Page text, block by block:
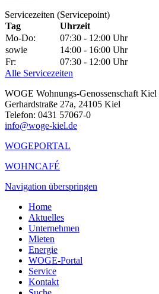
Servicezeiten (Servicepoint)
Tag
Uhrzeit
Mo-Do:
07:30 - 12:00 Uhr
sowie
14:00 - 16:00 Uhr
Fr:
07:30 - 12:00 Uhr
Alle Servicezeiten
WOGE Wohnungs-Genossenschaft Kiel
Gerhardstraße 27a, 24105 Kiel
Telefon: 0431 57067-0
info@woge-kiel.de
WOGEPORTAL
WOHNCAFÉ
Navigation überspringen
Home
Aktuelles
Unternehmen
Mieten
Energie
WOGE-Portal
Service
Kontakt